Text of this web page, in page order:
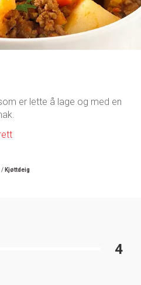
er lette å lage og med en
/ Kjøttdeig
4